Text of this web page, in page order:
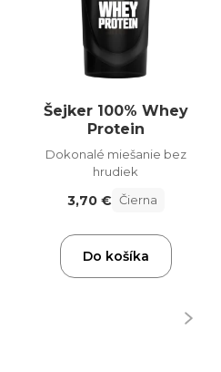
Šejker 100% Whey
Protein
Dokonalé miešanie bez
hrudiek
3,70 € Čierna
Do košíka